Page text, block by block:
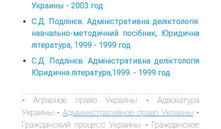
Украины - 2003 год
С.Д. Подлiнєв. Адміністративна деліктологія:
навчально-методичний посiбник, Юридична
лiтература, 1999 - 1999 год
С.Д. Подлiнєв. Адміністративна деліктологія
Юридична лiтература,1999. - 1999 год
-Аграрное право Украины -Адвокатура
Украины -Административное право Украины -
Гражданский процесс Украины - Гражданское